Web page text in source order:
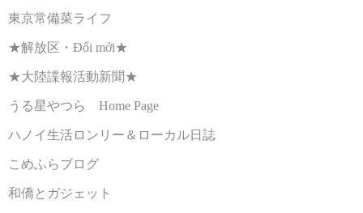
東京常備菜ライフ
★解放区・Đổi mới★
★大陸諜報活動新聞★
うる星やつら Home Page
ハノイ生活ロンリー＆ローカル日誌
こめふらブログ
和僑とガジェット